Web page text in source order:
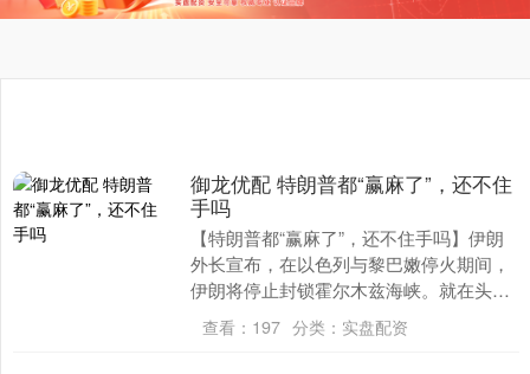
御龙优配 特朗普都“赢麻了”，还不住
手吗
【特朗普都“赢麻了”，还不住手吗】伊朗
外长宣布，在以色列与黎巴嫩停火期间，
伊朗将停止封锁霍尔木兹海峡。就在头一
天，以色列宣布与黎巴嫩停火10天。尽管
特朗普宣称伊....
查看： 197 分类： 实盘配资